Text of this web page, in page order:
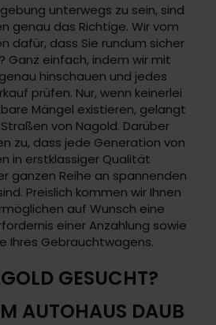
unterwegs zu sein, sind
genau das Richtige. Wir vom
dafür, dass Sie rundum sicher
Ganz einfach, indem wir mit
hinschauen und jedes
prüfen. Nur, wenn keinerlei
Mängel existieren, gelangt
von Nagold. Darüber
zu, dass jede Generation von
in erstklassiger Qualität
ganzen Reihe an spannenden
Preislich kommen wir Ihnen
auf Wunsch eine
einer Anzahlung sowie
Ihres Gebrauchtwagens.
GESUCHT?
AUTOHAUS DAUB